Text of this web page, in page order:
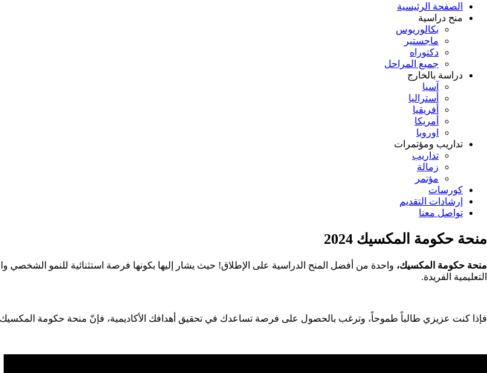
الصفحة الرئيسية
منح دراسية
بكالوريوس
ماجستير
دكتوراه
جميع المراحل
دراسة بالخارج
آسيا
أستراليا
أفريقيا
أمريكا
اوروبا
تداريب ومؤتمرات
تداريب
زمالة
مؤتمر
كورسات
إرشادات التقديم
تواصل معنا
منحة حكومة المكسيك 2024
منحة حكومة المكسيك، واحدة من أفضل المنح الدراسية على الإطلاق! حيث يشار إليها بكونها فرصة استثنائية للنمو الشخصي
التعليمية الفريدة.
فإذا كنت عزيزي طالباً طموحاً، وترغب بالحصول على فرصة تساعدك في تحقيق أهدافك الأكاديمية، فإنّ منحة حكومة المكسيك